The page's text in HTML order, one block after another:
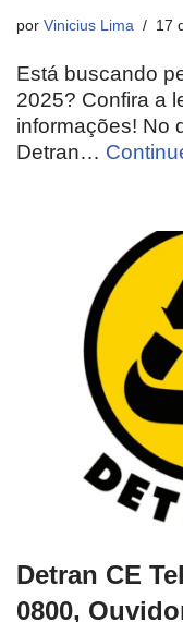
por Vinicius Lima 17
Está buscando
2025? Confira a
informações! No
Detran…
Detran CE
0800,